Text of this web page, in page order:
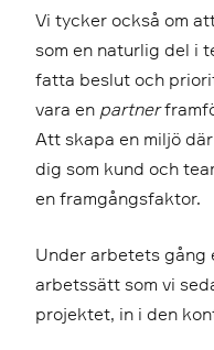
Vi tycker också om
som en naturlig del i
fatta beslut och
vara en partner
Att skapa en miljö
dig som kund och
en framgångsfaktor.
Under arbetets
arbetssätt som vi
projektet, in i den